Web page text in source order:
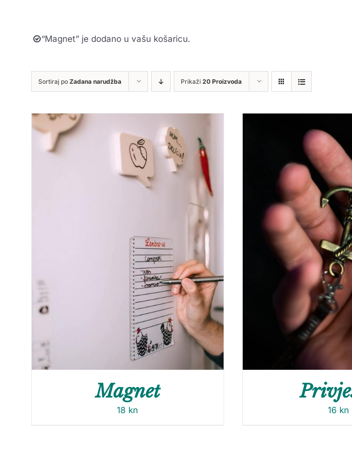
“Magnet” je dodano u vašu košaricu.
Sortiraj po Zadana narudžba Prikaži 20 Proizvoda
Magnet
18 kn 16 kn